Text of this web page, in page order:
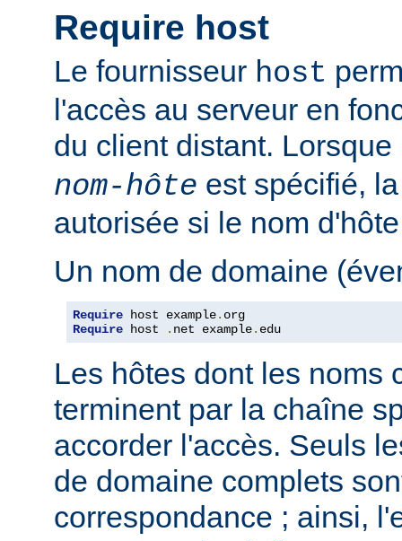
Require host
Le fournisseur host
l'accès au serveur en
du client distant. Lorsque
nom-hôte est spécifié,
autorisée si le nom
Un nom de domaine
Require host example.
Require host . net example. edu
Les hôtes dont les noms
terminent par la chaîne
accorder l'accès. Seuls
de domaine complets
correspondance ; ainsi,